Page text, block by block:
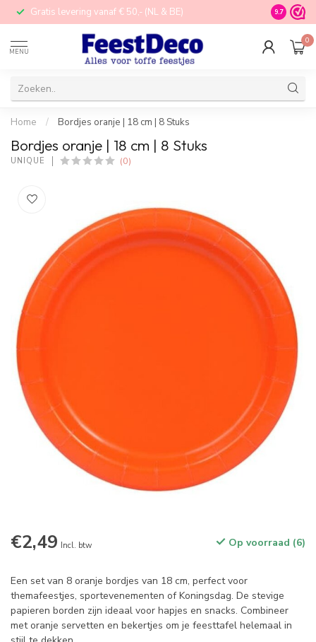
Gratis levering vanaf € 50,- (NL & BE) STORE in
9.7
MENU
0
Home / Bordjes oranje | 18 cm | 8 Stuks
Bordjes oranje | 18 cm | 8 Stuks
UNIQUE (0)
€2,49 Incl. btw Op voorraad (6)
Een set van 8 oranje bordjes van 18 cm, perfect voor
themafeestjes, sportevenementen of Koningsdag. De stevige
papieren borden zijn ideaal voor hapjes en snacks. Combineer
met oranje servetten en bekertjes om je feesttafel helemaal in